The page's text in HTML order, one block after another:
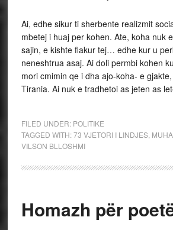
Ai, edhe sikur ti sherbente realizmit
mbetej i huaj per kohen. Ate, koha nuk
sajin, e kishte flakur tej… edhe kur u
neneshtrua asaj. Ai doli permbi kohen
mori cmimin qe i dha ajo-koha- e
Tirania. Ai nuk e tradhetoi as jeten as
FILED UNDER: POLITIKE
TAGGED WITH:73 VJETORI I LINDJES,
VILSON BLLOSHMI
Homazh për